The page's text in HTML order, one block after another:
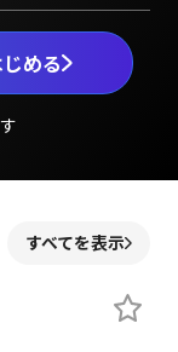
める
すべてを表示